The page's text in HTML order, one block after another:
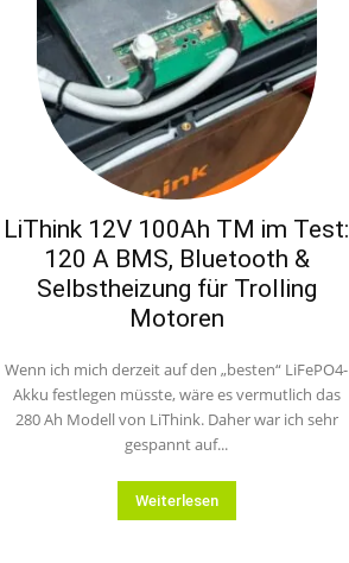
LiThink 12V 100Ah TM im Test:
120 A BMS, Bluetooth &
Selbstheizung für Trolling
Motoren
Wenn ich mich derzeit auf den „besten“ LiFePO4-
Akku festlegen müsste, wäre es vermutlich das
280 Ah Modell von LiThink. Daher war ich sehr
gespannt auf...
Weiterlesen